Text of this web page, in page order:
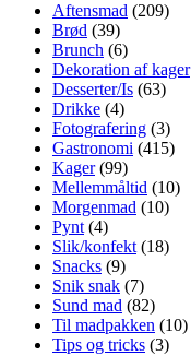
Aftensmad (209)
Brød (39)
Brunch (6)
Dekoration af kager
Desserter/Is (63)
Drikke (4)
Fotografering (3)
Gastronomi (415)
Kager (99)
Mellemmåltid (10)
Morgenmad (10)
Pynt (4)
Slik/konfekt (18)
Snacks (9)
Snik snak (7)
Sund mad (82)
Til madpakken (10)
Tips og tricks (3)